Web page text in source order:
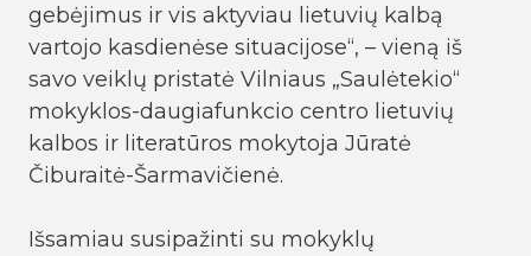
gebėjimus ir vis aktyviau lietuvių kalbą
vartojo kasdienėse situacijose“, – vieną iš
savo veiklų pristatė Vilniaus „Saulėtekio“
mokyklos-daugiafunkcio centro lietuvių
kalbos ir literatūros mokytoja Jūratė
Čiburaitė-Šarmavičienė.
Išsamiau susipažinti su mokyklų